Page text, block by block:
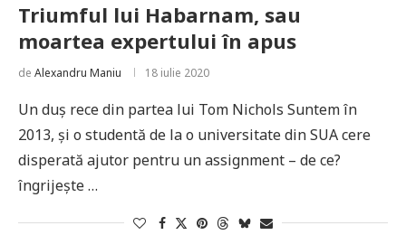
Triumful lui Habarnam, sau
moartea expertului în apus
de Alexandru Maniu 18 iulie 2020
Un duș rece din partea lui Tom Nichols Suntem în
2013, și o studentă de la o universitate din SUA cere
disperată ajutor pentru un assignment – de ce?
îngrijește …